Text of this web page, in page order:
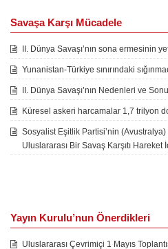
Savaşa Karşı Mücadele
II. Dünya Savaşı’nın sona ermesinin
Yunanistan-Türkiye sınırındaki
II. Dünya Savaşı’nın Nedenleri ve
Küresel askeri harcamalar 1,7 trilyon
Sosyalist Eşitlik Partisi’nin
Uluslararası Bir Savaş Karşıtı Hareket
Yayın Kurulu’nun Önerdikleri
Uluslararası Çevrimiçi 1 Mayıs